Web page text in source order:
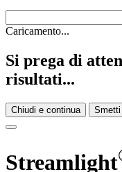
Caricamento...
Si prega di
risultati...
Chiudi e continua
Streamlight